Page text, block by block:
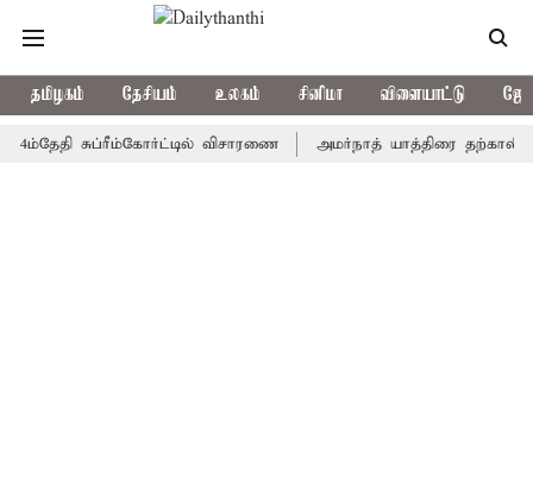
தமிழகம் தேசியம் உலகம் சினிமா விளையாட்டு
சுப்ரீம்கோர்ட்டில் விசாரணை அமர்நாத் யாத்திரை தற்காலிகமாக